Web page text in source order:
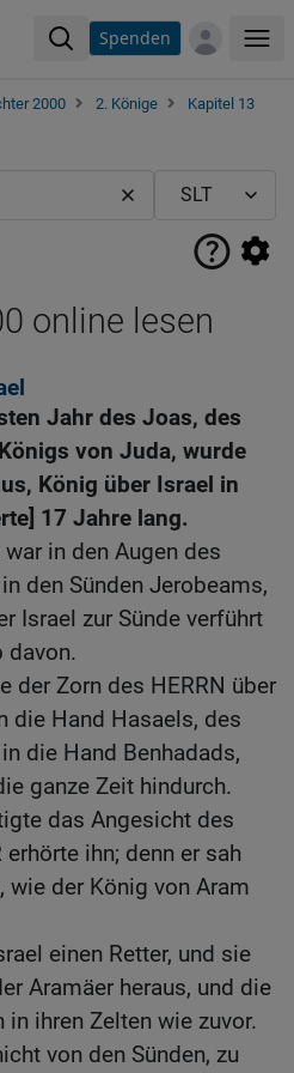
Spenden
2000 2. Könige
Kapitel 13
online lesen
Jahr des Joas, des
von Juda, wurde
König über Israel in
17 Jahre lang.
in den Augen des
den Sünden Jerobeams,
Israel zur Sünde verführt
davon.
der Zorn des HERRN über
die Hand Hasaels, des
die Hand Benhadads,
ganze Zeit hindurch.
das Angesicht des
erhörte ihn; denn er sah
wie der König von Aram
einen Retter, und sie
Aramäer heraus, und die
ihren Zelten wie zuvor.
von den Sünden, zu